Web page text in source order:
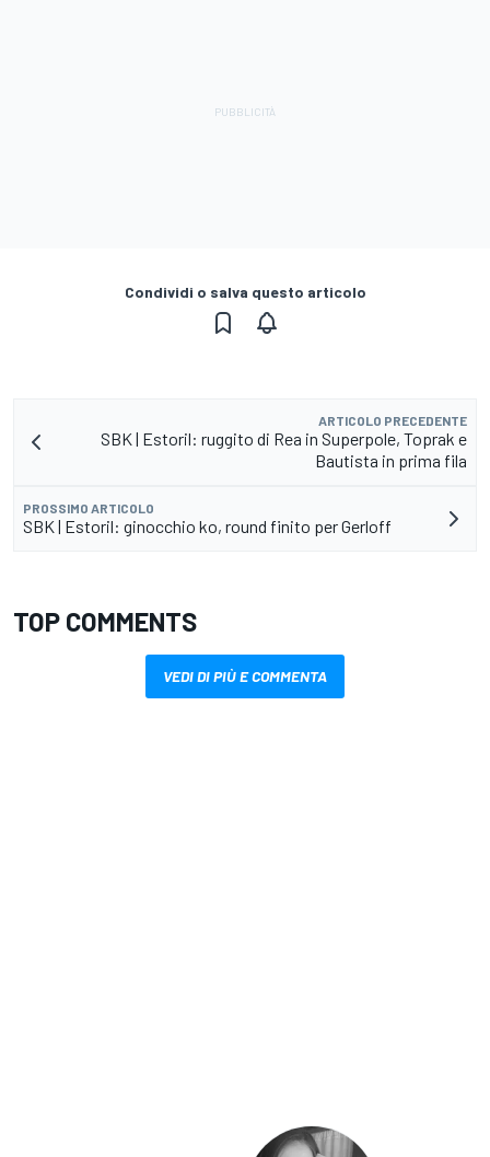
Condividi o salva questo articolo
ARTICOLO PRECEDENTE
SBK | Estoril: ruggito di Rea in Superpole, Toprak e
Bautista in prima fila
PROSSIMO ARTICOLO
SBK | Estoril: ginocchio ko, round finito per Gerloff
TOP COMMENTS
VEDI DI PIÙ E COMMENTA